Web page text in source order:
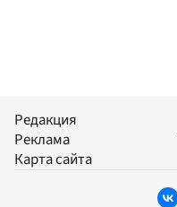
Редакция
Реклама
Карта сайта